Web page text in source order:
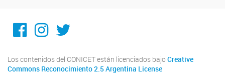
@ICiAgroLitoral
@iciagro_litoral
@ICIAGRO_LITORAL
Los contenidos del CONICET están licenciados bajo Creative
Commons Reconocimiento 2.5 Argentina License